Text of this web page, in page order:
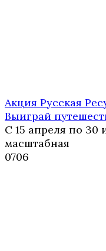
Акция Русская
Выиграй
С 15 апреля по 30
масштабная
0706